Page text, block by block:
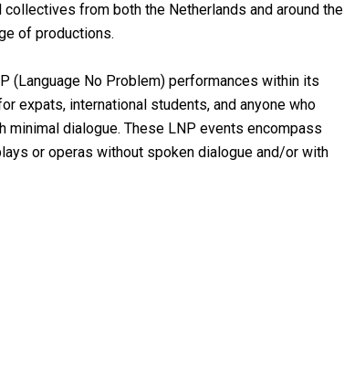
from both the Netherlands and around the
of productions.
(Language No Problem) performances within its
expats, international students, and anyone who
dialogue. These LNP events encompass
or operas without spoken dialogue and/or with